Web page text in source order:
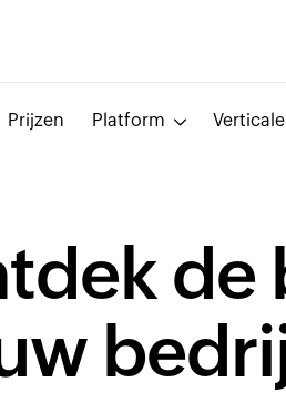
Prijzen Platform
de